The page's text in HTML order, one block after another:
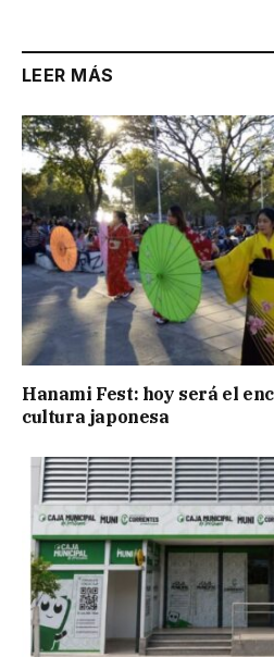
LEER MÁS
Hanami Fest: hoy será el
cultura japonesa